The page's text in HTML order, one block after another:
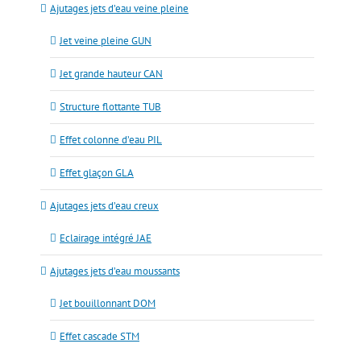
Ajutages jets d’eau veine pleine
Jet veine pleine GUN
Jet grande hauteur CAN
Structure flottante TUB
Effet colonne d’eau PIL
Effet glaçon GLA
Ajutages jets d’eau creux
Eclairage intégré JAE
Ajutages jets d’eau moussants
Jet bouillonnant DOM
Effet cascade STM